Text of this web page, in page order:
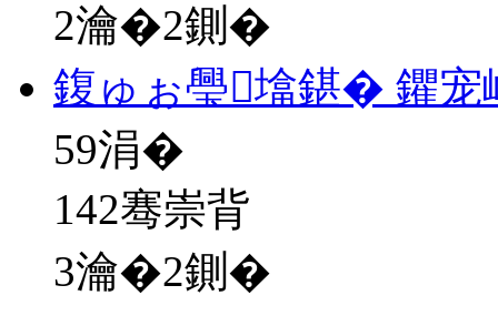
2瀹�2鍘�
鍑ゅぉ璺墖鍖� 鑺宠
59涓�
142骞崇背
3瀹�2鍘�